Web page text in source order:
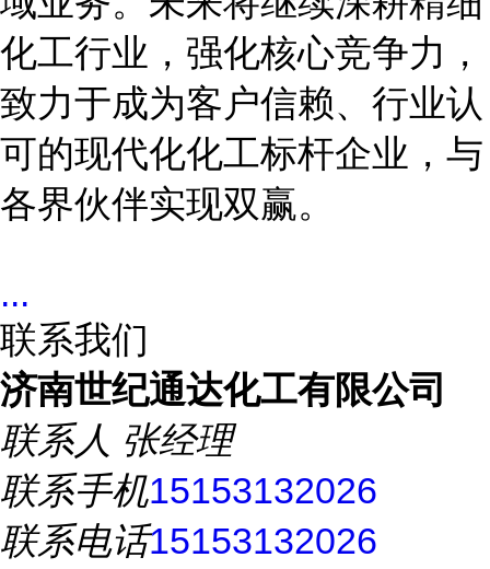
化工行业，强化核心竞争力，
致力于成为客户信赖、行业认
可的现代化化工标杆企业，与
各界伙伴实现双赢。
...
联系我们
济南世纪通达化工有限公司
联系人 张经理
联系手机15153132026
联系电话15153132026